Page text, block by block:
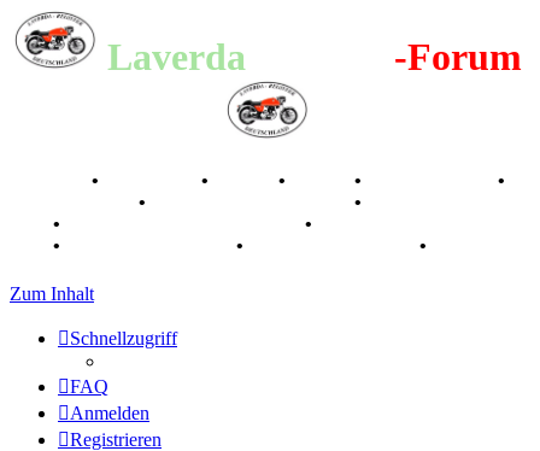
Laverda -Forum
• • • •
•
• •
• •
• • •
Zum Inhalt
Schnellzugriff
FAQ
Anmelden
Registrieren